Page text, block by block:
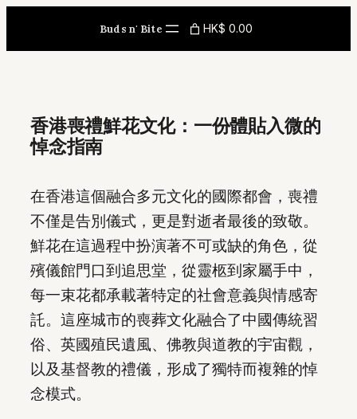
content
Buds n' Bite HK$ 0.00
香港喪禮鮮花文化：一份體貼入微的
悼念指南
在香港這個融合多元文化的國際都會，喪禮
不僅是告別儀式，更是對逝者最後的致敬。
鮮花在這過程中扮演著不可或缺的角色，從
殯儀館門口到追思堂，從靈柩到家屬手中，
每一束花都承載著特定的社會意義與情感寄
託。這座城市的喪葬文化融合了中國傳統習
俗、英國殖民遺風、佛教與道教的宇宙觀，
以及基督教的禮儀，形成了獨特而複雜的悼
念模式。